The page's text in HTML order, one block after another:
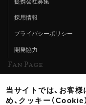
提携会社募集
採用情報
プライバシーポリシー
開発協力
Fan Page
ヨシムラTV
当サイトでは、お客
め、クッキー（Cookie